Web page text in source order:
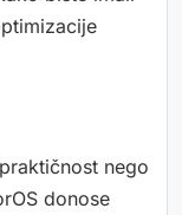
nego
donose